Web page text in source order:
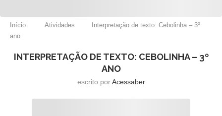
Início Atividades
Interpretação de texto: Cebolinha – 3º
ano
INTERPRETAÇÃO DE TEXTO: CEBOLINHA – 3º
ANO
escrito porAcessaber